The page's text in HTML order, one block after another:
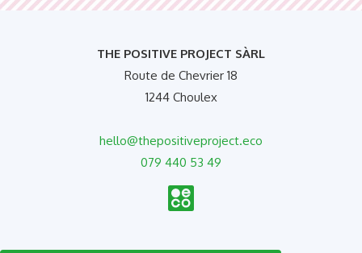
THE POSITIVE PROJECT SÀRL
Route de Chevrier 18
1244 Choulex
hello@thepositiveproject.eco
079 440 53 49